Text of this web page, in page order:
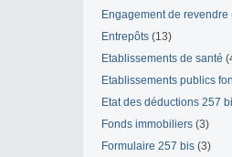
Engagement de revendre
Entrepôts (13)
Etablissements de santé
Etablissements publics
Etat des déductions 257
Fonds immobiliers (3)
Formulaire 257 bis (3)